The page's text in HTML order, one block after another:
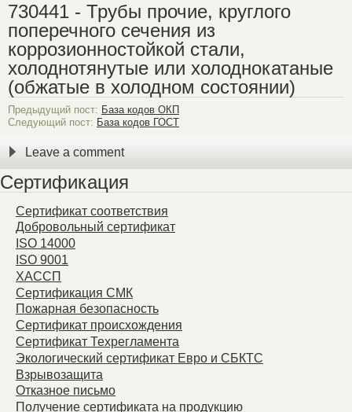
730441 - Трубы прочие, круглого
поперечного сечения из
коррозионностойкой стали,
холоднотянутые или холоднокатаные
(обжатые в холодном состоянии)
Предыдущий пост: База кодов ОКП
Следующий пост: База кодов ГОСТ
Leave a comment
Сертификация
Сертификат соответствия
Добровольный сертификат
ISO 14000
ISO 9001
ХАССП
Сертификация СМК
Пожарная безопасность
Сертификат происхождения
Сертификат Техрегламента
Экологический сертификат Евро и СБКТС
Взрывозащита
Отказное письмо
Получение сертификата на продукцию